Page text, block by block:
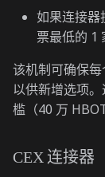
如果连接器
票最低的 1
该机制可确保
以供新增选项
槛（40 万
CEX 连接器